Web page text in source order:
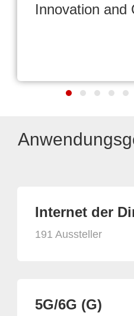
Innovation and
Internet der
191 Aussteller
5G/6G (G)